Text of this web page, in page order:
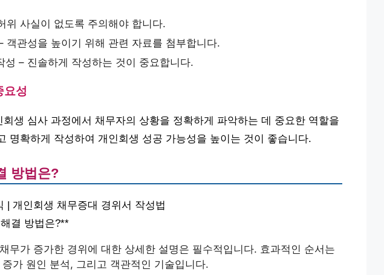
위 사실이 없도록 주의해야 합니다.
객관성을 높이기 위해 관련 자료를 첨부합니다.
성 – 진솔하게 작성하는 것이 중요합니다.
요성
생 심사 과정에서 채무자의 상황을 정확하게 파악하는 데 중요한 역할을
명확하게 작성하여 개인회생 성공 가능성을 높이는 것이 좋습니다.
방법은?
| 개인회생 채무증대 경위서 작성법
결 방법은?**
무가 증가한 경위에 대한 상세한 설명은 필수적입니다. 효과적인 순서는
가 원인 분석, 그리고 객관적인 기술입니다.